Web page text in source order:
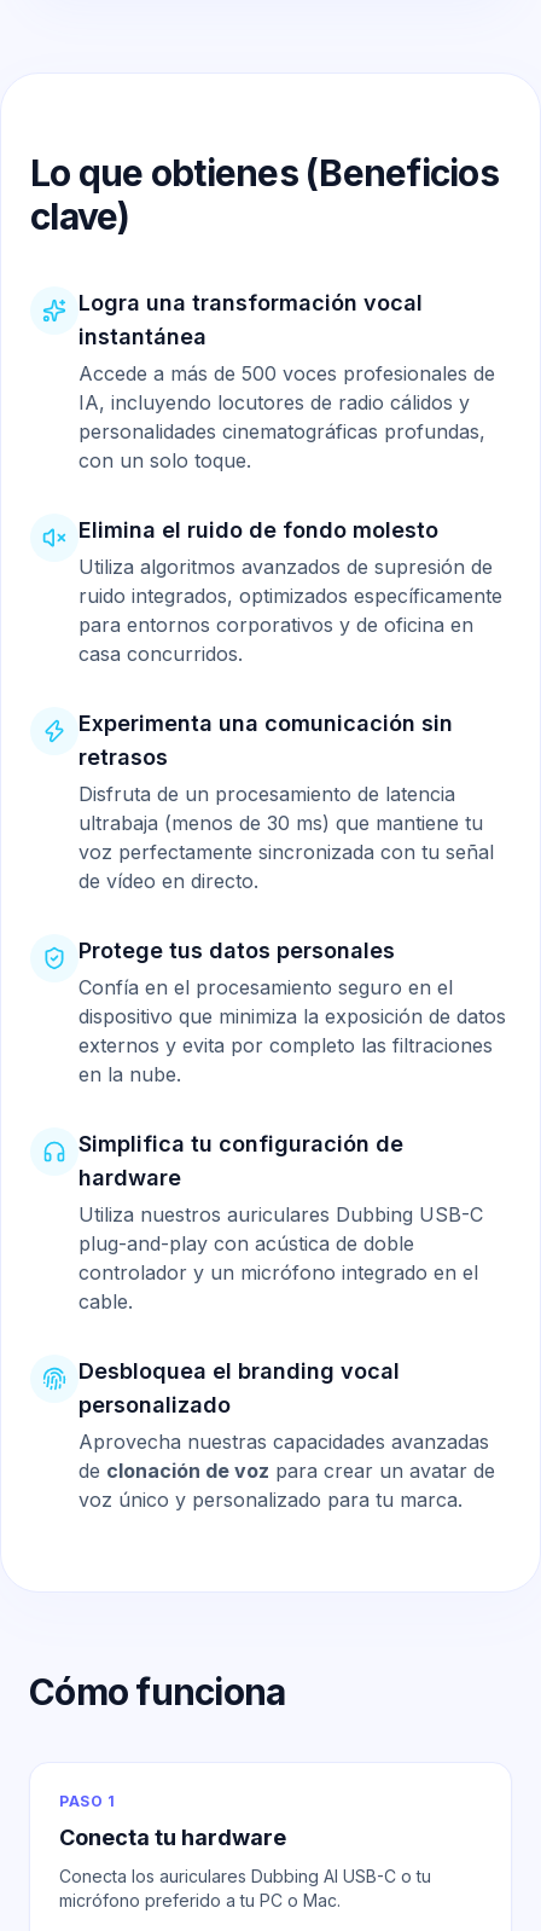
Lo que obtienes (Beneficios
clave)
Logra una transformación vocal
instantánea
Accede a más de 500 voces profesionales de
IA, incluyendo locutores de radio cálidos y
personalidades cinematográficas profundas,
con un solo toque.
Elimina el ruido de fondo molesto
Utiliza algoritmos avanzados de supresión de
ruido integrados, optimizados específicamente
para entornos corporativos y de oficina en
casa concurridos.
Experimenta una comunicación sin
retrasos
Disfruta de un procesamiento de latencia
ultrabaja (menos de 30 ms) que mantiene tu
voz perfectamente sincronizada con tu señal
de vídeo en directo.
Protege tus datos personales
Confía en el procesamiento seguro en el
dispositivo que minimiza la exposición de datos
externos y evita por completo las filtraciones
en la nube.
Simplifica tu configuración de
hardware
Utiliza nuestros auriculares Dubbing USB-C
plug-and-play con acústica de doble
controlador y un micrófono integrado en el
cable.
Desbloquea el branding vocal
personalizado
Aprovecha nuestras capacidades avanzadas
de clonación de voz para crear un avatar de
voz único y personalizado para tu marca.
Cómo funciona
PASO 1
Conecta tu hardware
Conecta los auriculares Dubbing AI USB-C o tu
micrófono preferido a tu PC o Mac.